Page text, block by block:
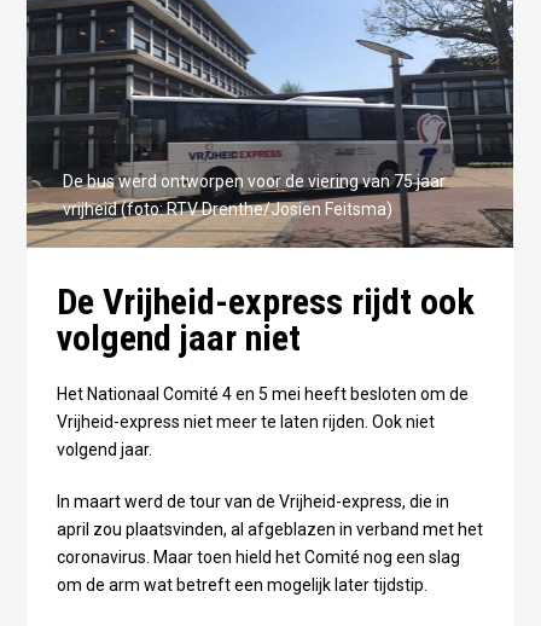
De bus werd ontworpen voor de viering van 75 jaar
vrijheid (foto: RTV Drenthe/Josien Feitsma)
De Vrijheid-express rijdt ook
volgend jaar niet
Het Nationaal Comité 4 en 5 mei heeft besloten om de
Vrijheid-express niet meer te laten rijden. Ook niet
volgend jaar.
In maart werd de tour van de Vrijheid-express, die in
april zou plaatsvinden, al afgeblazen in verband met het
coronavirus. Maar toen hield het Comité nog een slag
om de arm wat betreft een mogelijk later tijdstip.